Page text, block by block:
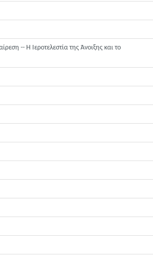
-- Η Ιεροτελεστία της Άνοιξης και το